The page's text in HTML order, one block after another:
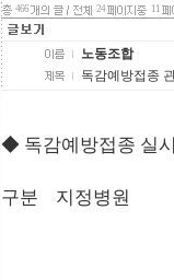
466 24 11
노동조합
독감예방접종
◆ 독감예방
구분 지정병